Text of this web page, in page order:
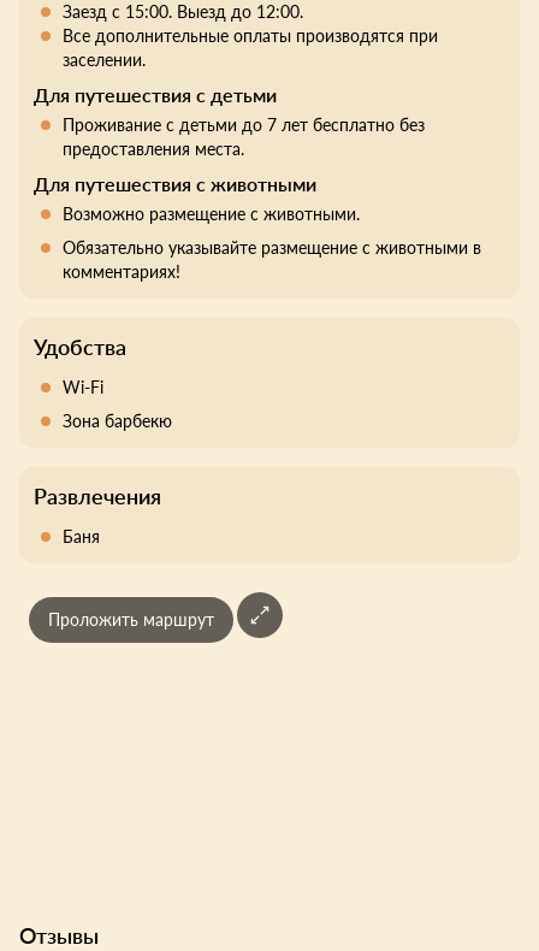
Заезд с 15:00. Выезд до 12:00.
Все дополнительные оплаты производятся при
заселении.
Для путешествия с детьми
Проживание с детьми до 7 лет бесплатно без
предоставления места.
Для путешествия с животными
Возможно размещение с животными.
Обязательно указывайте размещение с животными в
комментариях!
Удобства
Wi-Fi
Зона барбекю
Развлечения
Баня
Проложить маршрут
Отзывы